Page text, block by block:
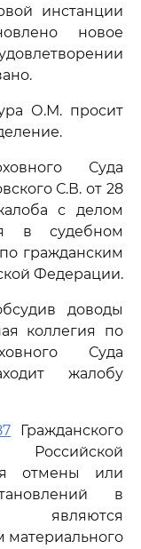
инстанции
новое
О.М. просит
Суда
С.В. от 28
с делом
в судебном
гражданским
Федерации.
доводы
коллегия по
Суда
жалобу
Гражданского
Российской
отмены или
в
являются